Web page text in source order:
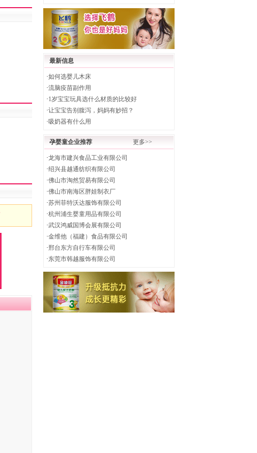
最新信息
·如何选婴儿木床
·流脑疫苗副作用
·1岁宝宝玩具选什么材质的比较好
·让宝宝告别腹泻，妈妈有妙招？
·吸奶器有什么用
孕婴童企业推荐 更多>>
·龙海市建兴食品工业有限公司
·绍兴县越通纺织有限公司
·佛山市淘然贸易有限公司
·佛山市南海区胖娃制衣厂
·苏州菲特沃达服饰有限公司
·杭州浦生婴童用品有限公司
·武汉鸿威国博会展有限公司
·金维他（福建）食品有限公司
·邢台东方自行车有限公司
·东莞市韩越服饰有限公司